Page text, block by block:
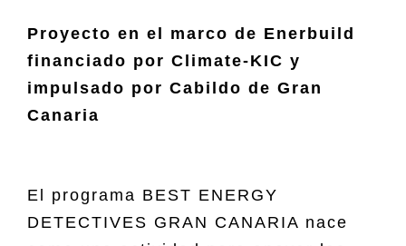
Proyecto en el marco de Enerbuild
financiado por Climate-KIC y
impulsado por Cabildo de Gran
Canaria
El programa BEST ENERGY
DETECTIVES GRAN CANARIA nace